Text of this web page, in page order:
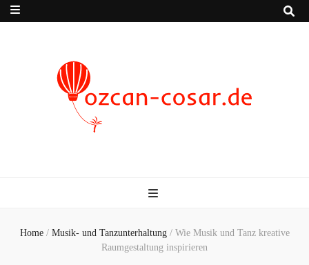
Home / Musik- und Tanzunterhaltung / Wie Musik und Tanz kreative
Raumgestaltung inspirieren